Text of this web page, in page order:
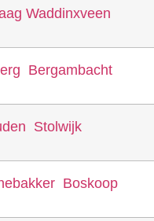
Waddinxveen
Bergambacht
Stolwijk
Boskoop